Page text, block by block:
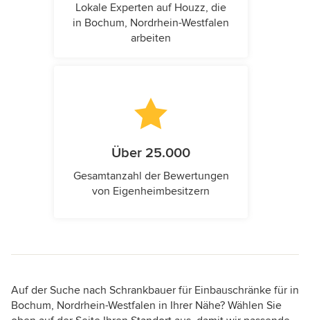
Lokale Experten auf Houzz, die
in Bochum, Nordrhein-Westfalen
arbeiten
Über 25.000
Gesamtanzahl der Bewertungen
von Eigenheimbesitzern
Auf der Suche nach Schrankbauer für Einbauschränke für in
Bochum, Nordrhein-Westfalen in Ihrer Nähe? Wählen Sie